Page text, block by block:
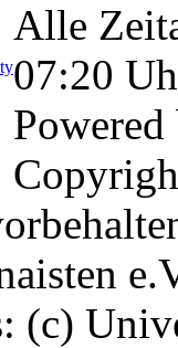
Alle
07:20
(c)